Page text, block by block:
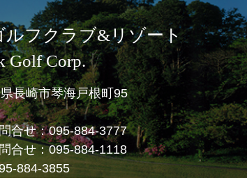
フクラブ&リゾート
Golf Corp.
長崎市琴海戸根町95
合せ：095-884-3777
合せ：095-884-1118
884-3855